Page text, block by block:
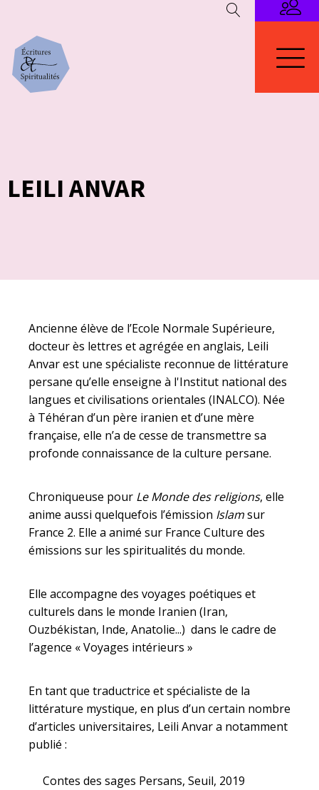
LEILI ANVAR
Ancienne élève de l’Ecole Normale Supérieure,
docteur ès lettres et agrégée en anglais, Leili
Anvar est une spécialiste reconnue de littérature
persane qu’elle enseigne à l'Institut national des
langues et civilisations orientales (INALCO). Née
à Téhéran d’un père iranien et d’une mère
française, elle n’a de cesse de transmettre sa
profonde connaissance de la culture persane.
Chroniqueuse pour Le Monde des religions, elle
anime aussi quelquefois l’émission Islamsur
France 2. Elle a animé sur France Culture des
émissions sur les spiritualités du monde.
Elle accompagne des voyages poétiques et
culturels dans le monde Iranien (Iran,
Ouzbékistan, Inde, Anatolie...) dans le cadre de
l’agence « Voyages intérieurs »
En tant que traductrice et spécialiste de la
littérature mystique, en plus d’un certain nombre
d’articles universitaires, Leili Anvar a notamment
publié :
Contes des sages Persans, Seuil, 2019